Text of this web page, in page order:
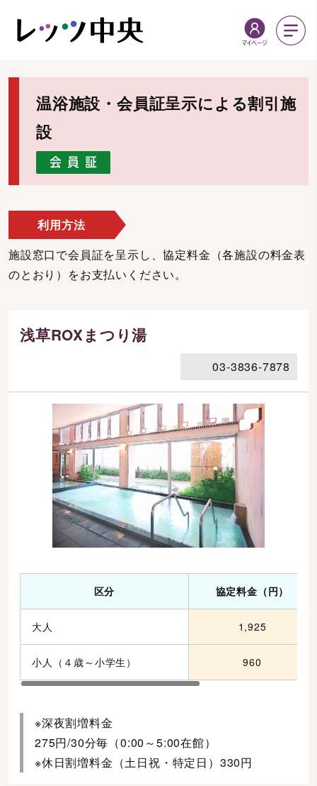
温浴施設・会員証呈示による割引施
設
利用方法
施設窓口で会員証を呈示し、協定料金（各施設の料金表
のとおり）をお支払いください。
浅草ROXまつり湯
03-3836-7878
区分 協定料金（円）
大人 1,925
小人（４歳～小学生） 960
※深夜割増料金
275円/30分毎（0:00～5:00在館）
※休日割増料金（土日祝・特定日）330円